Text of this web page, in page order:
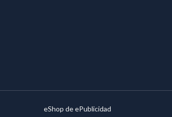
eShop de ePublicidad